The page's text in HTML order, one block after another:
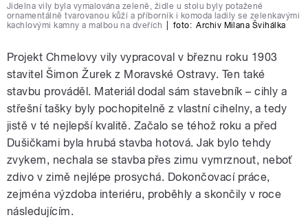
Jídelna vily byla vymalována zeleně, židle u stolu byly potažené
ornamentálně tvarovanou kůží a příborník i komoda ladily se zelenkavými
kachlovými kamny a malbou na dveřích
foto: Archiv Milana Švihálka
Projekt Chmelovy vily vypracoval v březnu roku 1903
stavitel Šimon Žurek z Moravské Ostravy. Ten také
stavbu prováděl. Materiál dodal sám stavebník – cihly a
střešní tašky byly pochopitelně z vlastní cihelny, a tedy
jistě v té nejlepší kvalitě. Začalo se téhož roku a před
Dušičkami byla hrubá stavba hotová. Jak bylo tehdy
zvykem, nechala se stavba přes zimu vymrznout, neboť
zdivo v zimě nejlépe prosychá. Dokončovací práce,
zejména výzdoba interiéru, proběhly a skončily v roce
následujícím.